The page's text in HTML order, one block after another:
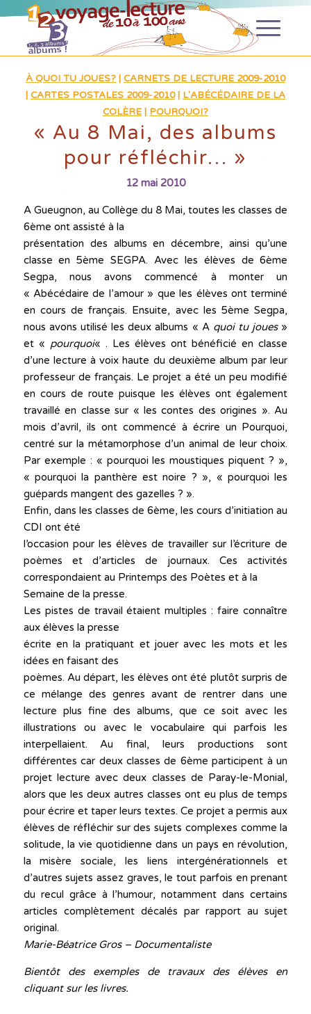
À QUOI TU JOUES?| CARNETS DE LECTURE 2009-2010
CARTES POSTALES 2009-2010| L'ABÉCÉDAIRE DE LA
COLÈRE| POURQUOI?
« Au 8 Mai, des albums
pour réfléchir… »
12 mai 2010
A Gueugnon, au Collège du 8 Mai, toutes les classes de
6ème ont assisté à la
présentation des albums en décembre, ainsi qu’une
classe en 5ème SEGPA. Avec les élèves de 6ème
Segpa, nous avons commencé à monter un
« Abécédaire de l’amour » que les élèves ont terminé
en cours de français. Ensuite, avec les 5ème Segpa,
nous avons utilisé les deux albums « Aquoi tu joues»
et « pourquoi« . Les élèves ont bénéficié en classe
d’une lecture à voix haute du deuxième album par leur
professeur de français. Le projet a été un peu modifié
en cours de route puisque les élèves ont également
travaillé en classe sur « les contes des origines ». Au
mois d’avril, ils ont commencé à écrire un Pourquoi,
centré sur la métamorphose d’un animal de leur choix.
Par exemple : « pourquoi les moustiques piquent ? »,
« pourquoi la panthère est noire ? », « pourquoi les
guépards mangent des gazelles ? ».
Enfin, dans les classes de 6ème, les cours d’initiation au
CDI ont été
l’occasion pour les élèves de travailler sur l’écriture de
poèmes et d’articles de journaux. Ces activités
correspondaient au Printemps des Poètes et à la
Semaine de la presse.
Les pistes de travail étaient multiples : faire connaître
aux élèves la presse
écrite en la pratiquant et jouer avec les mots et les
idées en faisant des
poèmes. Au départ, les élèves ont été plutôt surpris de
ce mélange des genres avant de rentrer dans une
lecture plus fine des albums, que ce soit avec les
illustrations ou avec le vocabulaire qui parfois les
interpellaient. Au final, leurs productions sont
différentes car deux classes de 6ème participent à un
projet lecture avec deux classes de Paray-le-Monial,
alors que les deux autres classes ont eu plus de temps
pour écrire et taper leurs textes. Ce projet a permis aux
élèves de réfléchir sur des sujets complexes comme la
solitude, la vie quotidienne dans un pays en révolution,
la misère sociale, les liens intergénérationnels et
d’autres sujets assez graves, le tout parfois en prenant
du recul grâce à l’humour, notamment dans certains
articles complètement décalés par rapport au sujet
original.
Marie-Béatrice Gros – Documentaliste
Bientôt des exemples de travaux des élèves en
cliquant sur les livres.